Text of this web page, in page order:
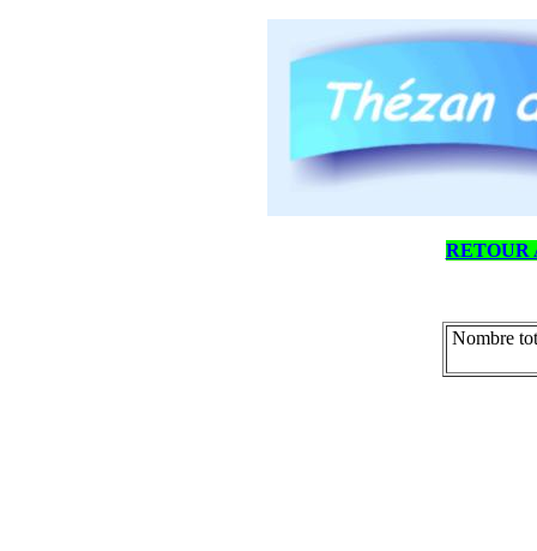
RETOUR
Nombre